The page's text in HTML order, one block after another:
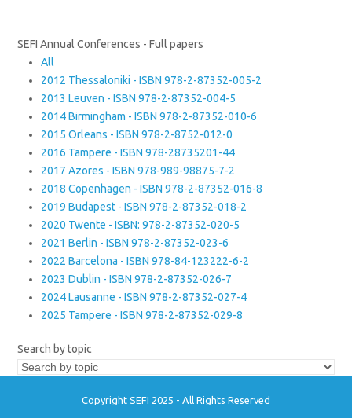
SEFI Annual Conferences - Full papers
All
2012 Thessaloniki - ISBN 978-2-87352-005-2
2013 Leuven - ISBN 978-2-87352-004-5
2014 Birmingham - ISBN 978-2-87352-010-6
2015 Orleans - ISBN 978-2-8752-012-0
2016 Tampere - ISBN 978-28735201-44
2017 Azores - ISBN 978-989-98875-7-2
2018 Copenhagen - ISBN 978-2-87352-016-8
2019 Budapest - ISBN 978-2-87352-018-2
2020 Twente - ISBN: 978-2-87352-020-5
2021 Berlin - ISBN 978-2-87352-023-6
2022 Barcelona - ISBN 978-84-123222-6-2
2023 Dublin - ISBN 978-2-87352-026-7
2024 Lausanne - ISBN 978-2-87352-027-4
2025 Tampere - ISBN 978-2-87352-029-8
Search by topic
Copyright SEFI 2025 - All Rights Reserved